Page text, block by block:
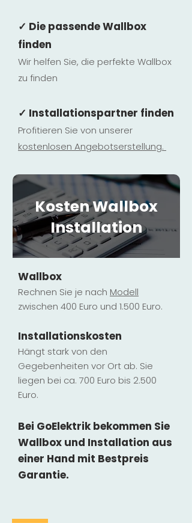
✓ Die passende Wallbox
finden
Wir helfen Sie, die perfekte Wallbox
zu finden
✓ Installationspartner finden
Profitieren Sie von unserer
kostenlosen Angebotserstellung.
Kosten Wallbox
Installation
Wallbox
Rechnen Sie je nach Modell
zwischen 400 Euro und 1.500 Euro.
Installationskosten
Hängt stark von den
Gegebenheiten vor Ort ab. Sie
liegen bei ca. 700 Euro bis 2.500
Euro.
Bei GoElektrik bekommen Sie
Wallbox und Installation aus
einer Hand mit Bestpreis
Garantie.